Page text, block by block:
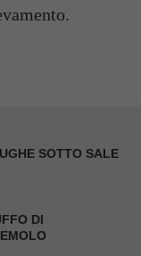
SOTTO SALE
DI